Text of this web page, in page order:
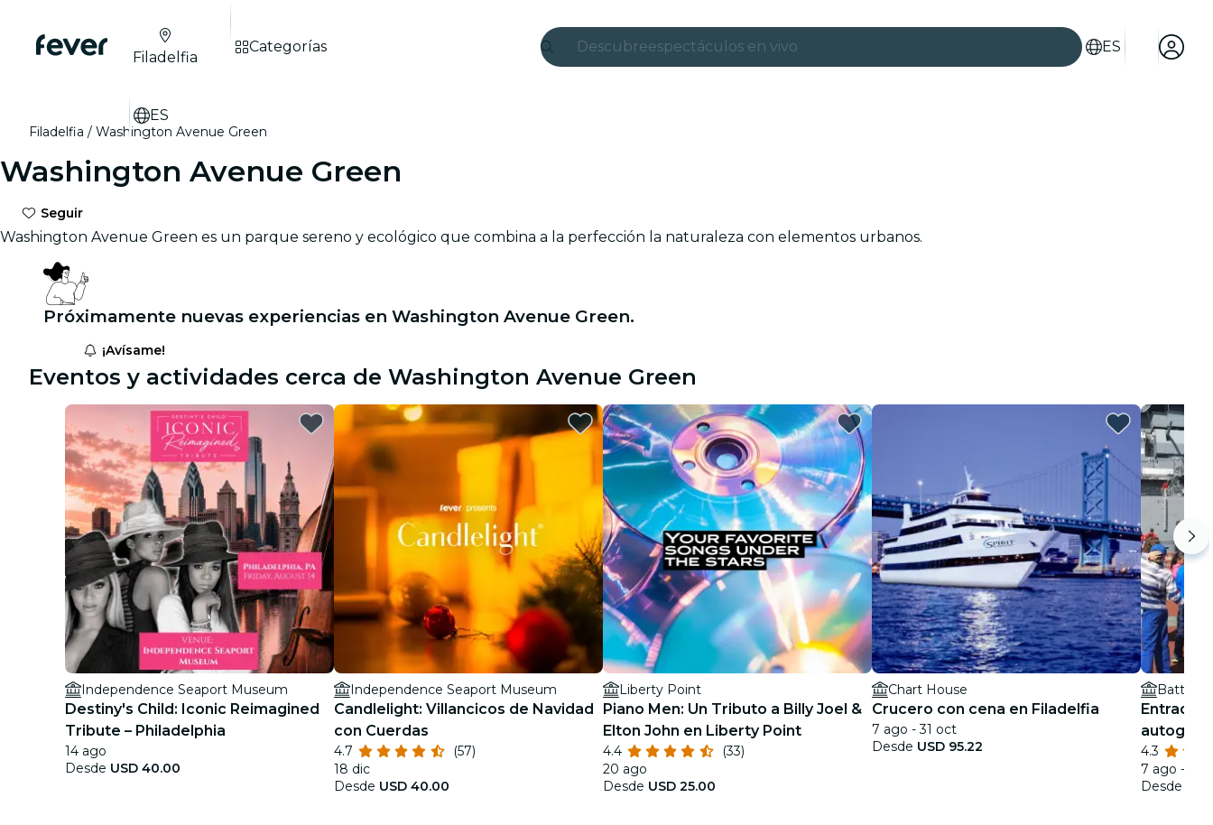
Descubreespectáculos en vivo
São Paulo
conciertos
restaurantes
cine
ES
Filadelfia
ES
Categorías
Filadelfia Washington Avenue Green
Washington Avenue Green
Seguir
Washington Avenue Green es un parque sereno y ecológico que combina a la perfección la naturaleza con elementos urbanos.
Próximamente nuevas experiencias en Washington Avenue Green.
¡Avísame!
Eventos y actividades cerca de Washington Avenue Green
Independence Seaport Museum
Destiny's Child: Iconic Reimagined
Tribute – Philadelphia
14 ago
Desde USD 40.00
Independence Seaport Museum
Candlelight: Villancicos de Navidad
con Cuerdas
4.7
(57)
18 dic
Desde USD 40.00
Liberty Point
Piano Men: Un Tributo a Billy Joel &
Elton John en Liberty Point
4.4
(33)
20 ago
Desde USD 25.00
Chart House
Crucero con cena en Filadelfia
7 ago - 31 oct
Desde USD 95.22
Entrada
Jersey
4.3
7 ago - 3
Desde